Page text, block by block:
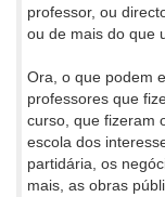
professor, ou
ou de mais do que
Ora, o que podem
professores que
curso, que fizeram
escola dos
partidária, os
mais, as obras